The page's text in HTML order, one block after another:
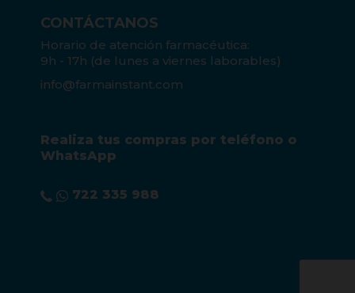
CONTÁCTANOS
Horario de atención farmacéutica:
9h - 17h (de lunes a viernes laborables)
info@farmainstant.com
Realiza tus compras por teléfono o
WhatsApp
722 335 988